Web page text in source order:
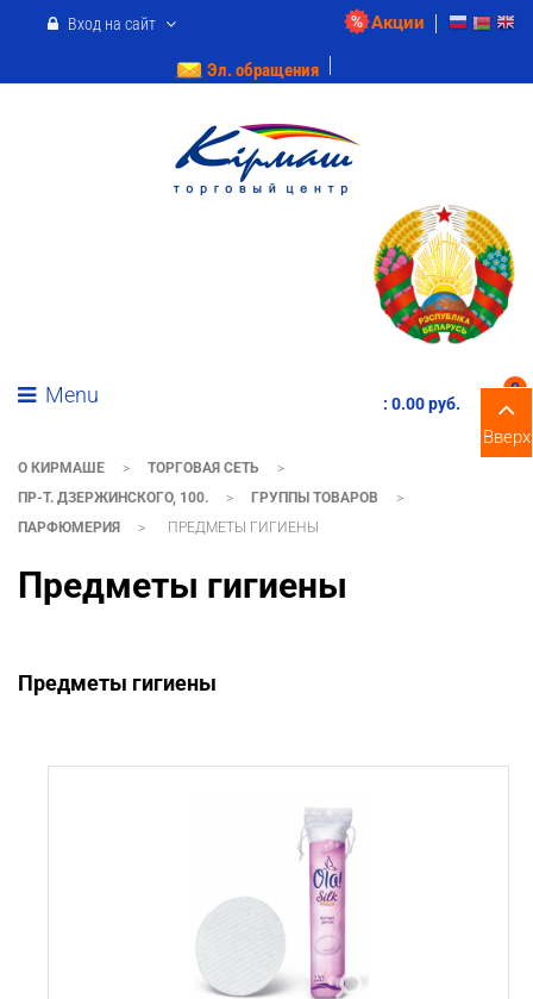
Акции
Вход на сайт
Эл. обращения
Menu
0
: 0.00 pуб.
О КИРМАШЕ > ТОРГОВАЯ СЕТЬ
>
ПР-Т. ДЗЕРЖИНСКОГО, 100.
> ГРУППЫ ТОВАРОВ
>
ПАРФЮМЕРИЯ
> ПРЕДМЕТЫ ГИГИЕНЫ
Предметы гигиены
Предметы гигиены
Вверх